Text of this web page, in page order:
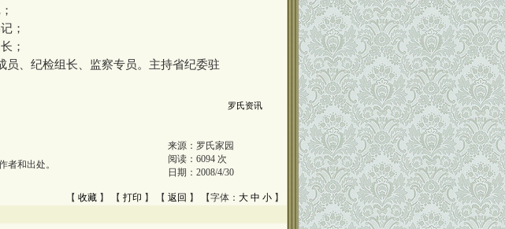
；
；
纪检组长、监察专员。主持省纪委驻
罗氏资讯
者和出处。
来源： 罗氏家园
阅读： 6094 次
日期： 2008/4/30
【 收藏 】 【 打印 】 【 返回 】 【字体： 大 中 小 】